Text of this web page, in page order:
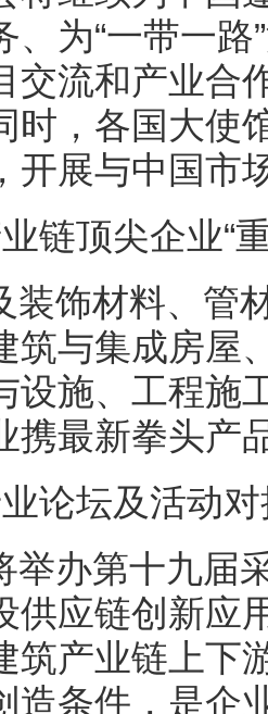
、为“一带一
交流和产业合
时，各国大使
开展与中国市
链顶尖企业“
装饰材料、管
筑与集成房屋
设施、工程施
携最新拳头产
论坛及活动
举办第十九届
供应链创新应
筑产业链上下
造条件，是企